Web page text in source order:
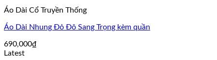
Áo Dài Cổ Truyền Thống
Áo Dài Nhung Đỏ Đô Sang Trọng kèm quần
690,000₫
Latest